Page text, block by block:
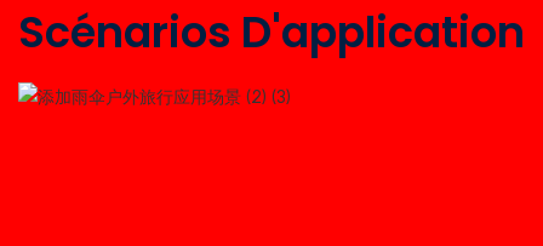
Scénarios D'application